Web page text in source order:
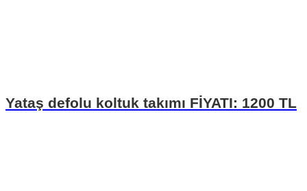
Yataş defolu koltuk takımı FİYATI: 1200 TL